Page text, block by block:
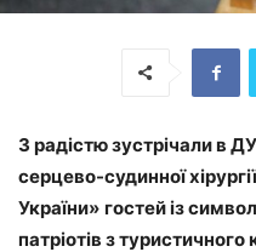
З радістю зустрічали в ДУ
серцево-судинної
України» гостей із
патріотів з туристичного